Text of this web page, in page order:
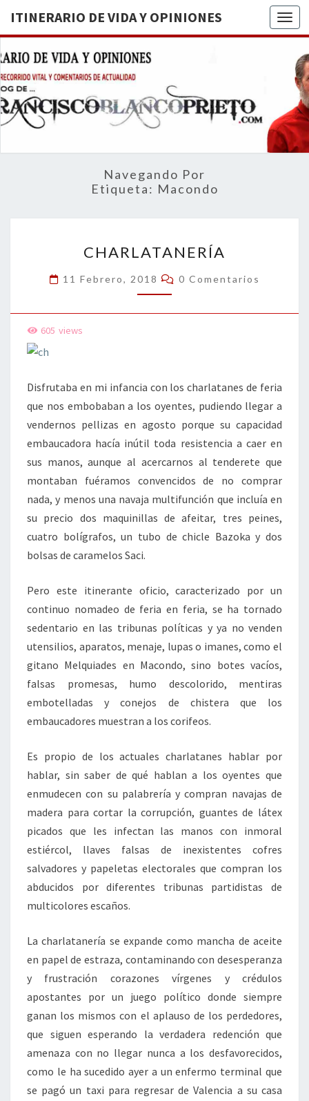
ITINERARIO DE VIDA Y OPINIONES
DE
BREVE
RECORRIDO
VITAL Y
ACTUALIDAD
Navegando Por
Etiqueta: Macondo
CHARLATANERÍA
11 Febrero, 2018 Comentarios
0 Comentarios
605 views
Disfrutaba en mi infancia con los charlatanes de feria
que nos embobaban a los oyentes, pudiendo llegar a
vendernos pellizas en agosto porque su capacidad
embaucadora hacía inútil toda resistencia a caer en
sus manos, aunque al acercarnos al tenderete que
montaban fuéramos convencidos de no comprar
nada, y menos una navaja multifunción que incluía en
su precio dos maquinillas de afeitar, tres peines,
cuatro bolígrafos, un tubo de chicle Bazoka y dos
bolsas de caramelos Saci.
Pero este itinerante oficio, caracterizado por un
continuo nomadeo de feria en feria, se ha tornado
sedentario en las tribunas políticas y ya no venden
utensilios, aparatos, menaje, lupas o imanes, como el
gitano Melquiades en Macondo, sino botes vacíos,
falsas promesas, humo descolorido, mentiras
embotelladas y conejos de chistera que los
embaucadores muestran a los corifeos.
Es propio de los actuales charlatanes hablar por
hablar, sin saber de qué hablan a los oyentes que
enmudecen con su palabrería y compran navajas de
madera para cortar la corrupción, guantes de látex
picados que les infectan las manos con inmoral
estiércol, llaves falsas de inexistentes cofres
salvadores y papeletas electorales que compran los
abducidos por diferentes tribunas partidistas de
multicolores escaños.
La charlatanería se expande como mancha de aceite
en papel de estraza, contaminando con desesperanza
y frustración corazones vírgenes y crédulos
apostantes por un juego político donde siempre
ganan los mismos con el aplauso de los perdedores,
que siguen esperando la verdadera redención que
amenaza con no llegar nunca a los desfavorecidos,
como le ha sucedido ayer a un enfermo terminal que
se pagó un taxi para regresar de Valencia a su casa